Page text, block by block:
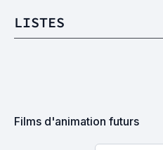
LISTES
Films d'animation futurs